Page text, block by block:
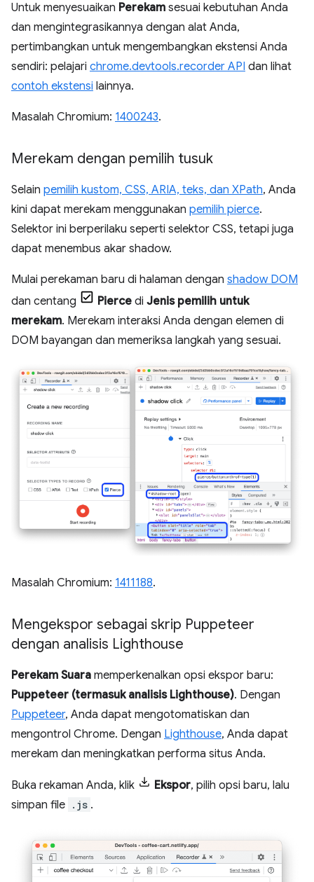
Untuk menyesuaikan Perekam sesuai kebutuhan Anda
dan mengintegrasikannya dengan alat Anda,
pertimbangkan untuk mengembangkan ekstensi Anda
sendiri: pelajari chrome.devtools.recorder API dan lihat
contoh ekstensi lainnya.
Masalah Chromium: 1400243.
Merekam dengan pemilih tusuk
Selain pemilih kustom, CSS, ARIA, teks, dan XPath, Anda
kini dapat merekam menggunakan pemilih pierce.
Selektor ini berperilaku seperti selektor CSS, tetapi juga
dapat menembus akar shadow.
Mulai perekaman baru di halaman dengan shadow DOM
dan centang
Pierce di Jenis pemilih untuk
merekam. Merekam interaksi Anda dengan elemen di
DOM bayangan dan memeriksa langkah yang sesuai.
Masalah Chromium: 1411188.
Mengekspor sebagai skrip Puppeteer
dengan analisis Lighthouse
Perekam Suara memperkenalkan opsi ekspor baru:
Puppeteer (termasuk analisis Lighthouse). Dengan
Puppeteer, Anda dapat mengotomatiskan dan
mengontrol Chrome. Dengan Lighthouse, Anda dapat
merekam dan meningkatkan performa situs Anda.
Buka rekaman Anda, klik Ekspor, pilih opsi baru, lalu
simpan file .js .